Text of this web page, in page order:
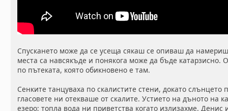
Спускането може да се усеща сякаш се опиваш да
места са навсякъде и понякога може да бъде катарзисно.
по пътеката, която обикновено е там.
Сенките танцуваха по скалистите стени, докато
гласовете ни отекваше от скалите. Устието на дъното на
езеро; топла вода ни приветства когато излизахме. Денис